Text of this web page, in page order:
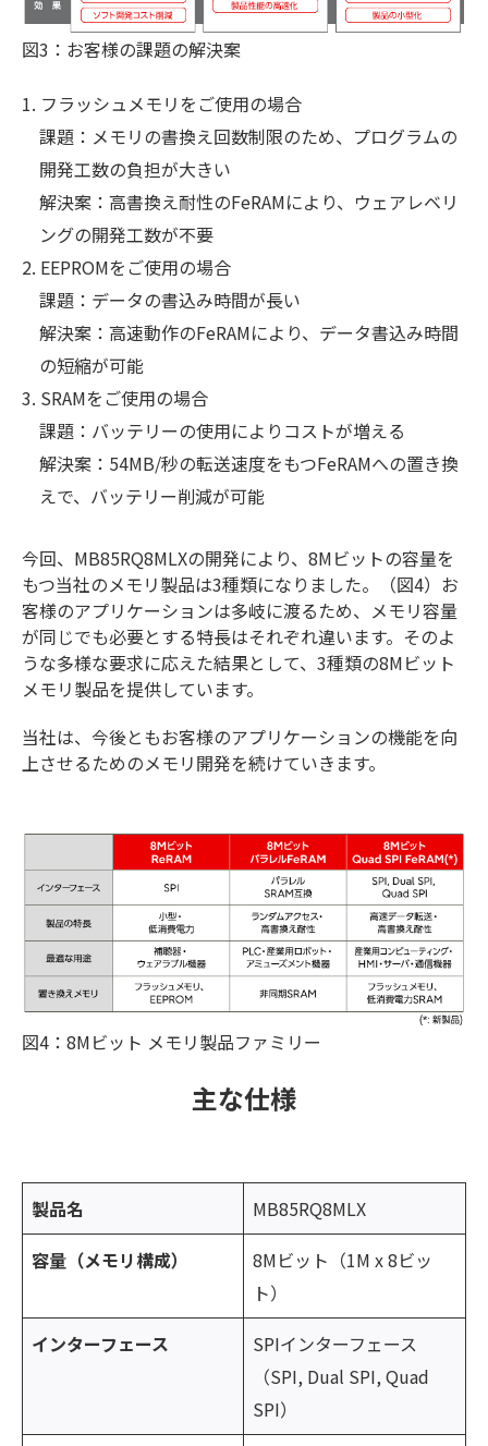
図3：お客様の課題の解決案
フラッシュメモリをご使用の場合
課題：メモリの書換え回数制限のため、プログラムの
開発工数の負担が大きい
解決案：高書換え耐性のFeRAMにより、ウェアレベリ
ングの開発工数が不要
EEPROMをご使用の場合
課題：データの書込み時間が長い
解決案：高速動作のFeRAMにより、データ書込み時間
の短縮が可能
SRAMをご使用の場合
課題：バッテリーの使用によりコストが増える
解決案：54MB/秒の転送速度をもつFeRAMへの置き換
えで、バッテリー削減が可能
今回、MB85RQ8MLXの開発により、8Mビットの容量を
もつ当社のメモリ製品は3種類になりました。（図4）お
客様のアプリケーションは多岐に渡るため、メモリ容量
が同じでも必要とする特長はそれぞれ違います。そのよ
うな多様な要求に応えた結果として、3種類の8Mビット
メモリ製品を提供しています。
当社は、今後ともお客様のアプリケーションの機能を向
上させるためのメモリ開発を続けていきます。
図4：8Mビット メモリ製品ファミリー
主な仕様
製品名
MB85RQ8MLX
容量（メモリ構成）
8Mビット（1M x 8ビッ
ト）
インターフェース
SPIインターフェース
（SPI, Dual SPI, Quad
SPI）